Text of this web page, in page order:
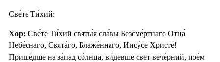
Све́те Ти́хий:
Хор: Све́те Ти́хий святы́я сла́вы Безсме́ртнаго Отца́
Небе́снаго, Свята́го, Блаже́ннаго, Иису́се Христе́!
Прише́дше на за́пад со́лнца, ви́девше свет вече́рний, пое́м